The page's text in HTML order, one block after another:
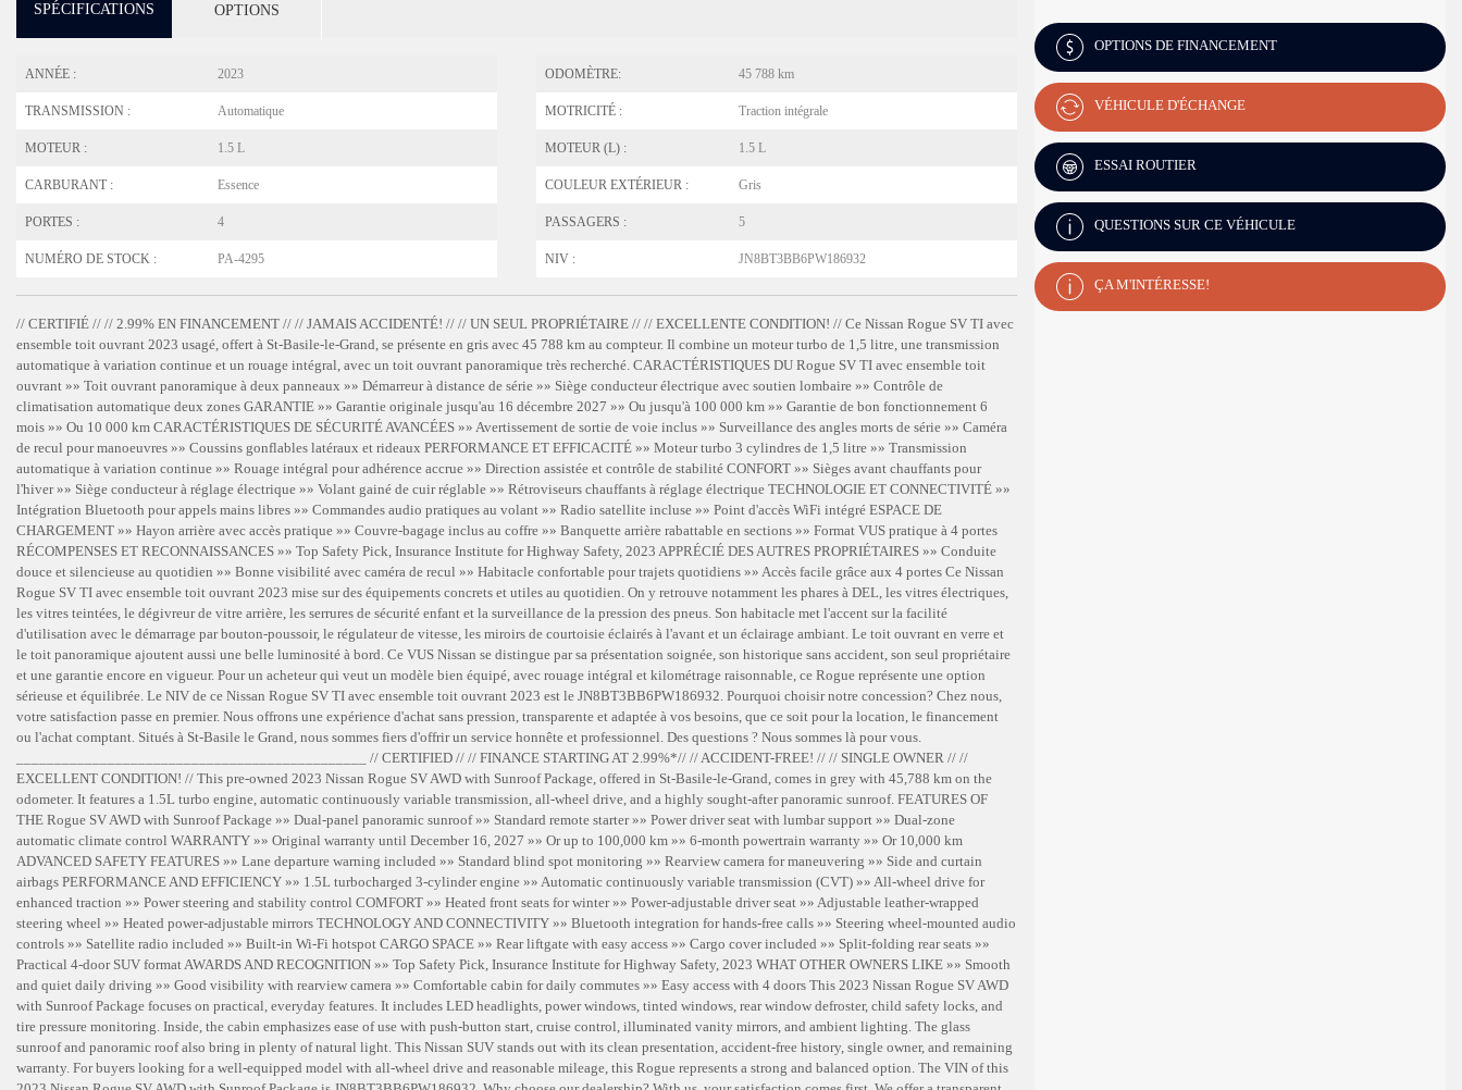
SPÉCIFICATIONS OPTIONS
ANNÉE : 2023 ODOMÈTRE: 45 788 km
TRANSMISSION : Automatique MOTRICITÉ : Traction intégrale
MOTEUR : 1.5 L MOTEUR (L) : 1.5 L
CARBURANT : Essence COULEUR EXTÉRIEUR : Gris
PORTES : 4 PASSAGERS : 5
NUMÉRO DE STOCK : PA-4295 NIV : JN8BT3BB6PW186932
// CERTIFIÉ // // 2.99% EN FINANCEMENT // // JAMAIS ACCIDENTÉ! // // UN SEUL PROPRIÉTAIRE // // EXCELLENTE CONDITION! // Ce Nissan Rogue SV TI avec
ensemble toit ouvrant 2023 usagé, offert à St-Basile-le-Grand, se présente en gris avec 45 788 km au compteur. Il combine un moteur turbo de 1,5 litre, une transmission
automatique à variation continue et un rouage intégral, avec un toit ouvrant panoramique très recherché. CARACTÉRISTIQUES DU Rogue SV TI avec ensemble toit
ouvrant »» Toit ouvrant panoramique à deux panneaux »» Démarreur à distance de série »» Siège conducteur électrique avec soutien lombaire »» Contrôle de
climatisation automatique deux zones GARANTIE »» Garantie originale jusqu'au 16 décembre 2027 »» Ou jusqu'à 100 000 km »» Garantie de bon fonctionnement 6
mois »» Ou 10 000 km CARACTÉRISTIQUES DE SÉCURITÉ AVANCÉES »» Avertissement de sortie de voie inclus »» Surveillance des angles morts de série »» Caméra
de recul pour manoeuvres »» Coussins gonflables latéraux et rideaux PERFORMANCE ET EFFICACITÉ »» Moteur turbo 3 cylindres de 1,5 litre »» Transmission
automatique à variation continue »» Rouage intégral pour adhérence accrue »» Direction assistée et contrôle de stabilité CONFORT »» Sièges avant chauffants pour
l'hiver »» Siège conducteur à réglage électrique »» Volant gainé de cuir réglable »» Rétroviseurs chauffants à réglage électrique TECHNOLOGIE ET CONNECTIVITÉ »»
Intégration Bluetooth pour appels mains libres »» Commandes audio pratiques au volant »» Radio satellite incluse »» Point d'accès WiFi intégré ESPACE DE
CHARGEMENT »» Hayon arrière avec accès pratique »» Couvre-bagage inclus au coffre »» Banquette arrière rabattable en sections »» Format VUS pratique à 4 portes
RÉCOMPENSES ET RECONNAISSANCES »» Top Safety Pick, Insurance Institute for Highway Safety, 2023 APPRÉCIÉ DES AUTRES PROPRIÉTAIRES »» Conduite
douce et silencieuse au quotidien »» Bonne visibilité avec caméra de recul »» Habitacle confortable pour trajets quotidiens »» Accès facile grâce aux 4 portes Ce Nissan
Rogue SV TI avec ensemble toit ouvrant 2023 mise sur des équipements concrets et utiles au quotidien. On y retrouve notamment les phares à DEL, les vitres électriques,
les vitres teintées, le dégivreur de vitre arrière, les serrures de sécurité enfant et la surveillance de la pression des pneus. Son habitacle met l'accent sur la facilité
d'utilisation avec le démarrage par bouton-poussoir, le régulateur de vitesse, les miroirs de courtoisie éclairés à l'avant et un éclairage ambiant. Le toit ouvrant en verre et
le toit panoramique ajoutent aussi une belle luminosité à bord. Ce VUS Nissan se distingue par sa présentation soignée, son historique sans accident, son seul propriétaire
et une garantie encore en vigueur. Pour un acheteur qui veut un modèle bien équipé, avec rouage intégral et kilométrage raisonnable, ce Rogue représente une option
sérieuse et équilibrée. Le NIV de ce Nissan Rogue SV TI avec ensemble toit ouvrant 2023 est le JN8BT3BB6PW186932. Pourquoi choisir notre concession? Chez nous,
votre satisfaction passe en premier. Nous offrons une expérience d'achat sans pression, transparente et adaptée à vos besoins, que ce soit pour la location, le financement
ou l'achat comptant. Situés à St-Basile le Grand, nous sommes fiers d'offrir un service honnête et professionnel. Des questions ? Nous sommes là pour vous.
______________________________________________ // CERTIFIED // // FINANCE STARTING AT 2.99%*// // ACCIDENT-FREE! // // SINGLE OWNER // //
EXCELLENT CONDITION! // This pre-owned 2023 Nissan Rogue SV AWD with Sunroof Package, offered in St-Basile-le-Grand, comes in grey with 45,788 km on the
odometer. It features a 1.5L turbo engine, automatic continuously variable transmission, all-wheel drive, and a highly sought-after panoramic sunroof. FEATURES OF
THE Rogue SV AWD with Sunroof Package »» Dual-panel panoramic sunroof »» Standard remote starter »» Power driver seat with lumbar support »» Dual-zone
automatic climate control WARRANTY »» Original warranty until December 16, 2027 »» Or up to 100,000 km »» 6-month powertrain warranty »» Or 10,000 km
ADVANCED SAFETY FEATURES »» Lane departure warning included »» Standard blind spot monitoring »» Rearview camera for maneuvering »» Side and curtain
airbags PERFORMANCE AND EFFICIENCY »» 1.5L turbocharged 3-cylinder engine »» Automatic continuously variable transmission (CVT) »» All-wheel drive for
enhanced traction »» Power steering and stability control COMFORT »» Heated front seats for winter »» Power-adjustable driver seat »» Adjustable leather-wrapped
steering wheel »» Heated power-adjustable mirrors TECHNOLOGY AND CONNECTIVITY »» Bluetooth integration for hands-free calls »» Steering wheel-mounted audio
controls »» Satellite radio included »» Built-in Wi-Fi hotspot CARGO SPACE »» Rear liftgate with easy access »» Cargo cover included »» Split-folding rear seats »»
Practical 4-door SUV format AWARDS AND RECOGNITION »» Top Safety Pick, Insurance Institute for Highway Safety, 2023 WHAT OTHER OWNERS LIKE »» Smooth
and quiet daily driving »» Good visibility with rearview camera »» Comfortable cabin for daily commutes »» Easy access with 4 doors This 2023 Nissan Rogue SV AWD
with Sunroof Package focuses on practical, everyday features. It includes LED headlights, power windows, tinted windows, rear window defroster, child safety locks, and
tire pressure monitoring. Inside, the cabin emphasizes ease of use with push-button start, cruise control, illuminated vanity mirrors, and ambient lighting. The glass
sunroof and panoramic roof also bring in plenty of natural light. This Nissan SUV stands out with its clean presentation, accident-free history, single owner, and remaining
warranty. For buyers looking for a well-equipped model with all-wheel drive and reasonable mileage, this Rogue represents a strong and balanced option. The VIN of this
OPTIONS DE FINANCEMENT
VÉHICULE D'ÉCHANGE
ESSAI ROUTIER
QUESTIONS SUR CE VÉHICULE
ÇA M'INTÉRESSE!